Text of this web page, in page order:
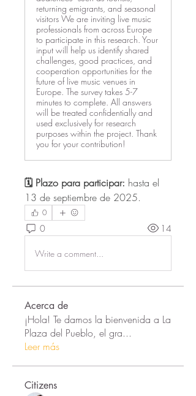
returning emigrants, and seasonal
visitors We are inviting live music
professionals from across Europe
to participate in this research. Your
input will help us identify shared
challenges, good practices, and
cooperation opportunities for the
future of live music venues in
Europe. The survey takes 5-7
minutes to complete. All answers
will be treated confidentially and
used exclusively for research
purposes within the project. Thank
you for your contribution!
🗓️ Plazo para participar: hasta el
13 de septiembre de 2025.
0
0 14
Write a comment...
Acerca de
¡Hola! Te damos la bienvenida a La
Plaza del Pueblo, el gra...
Leer más
Citizens